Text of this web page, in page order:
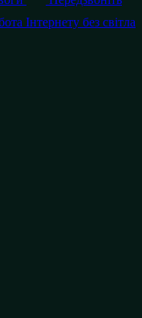
Інтернету без світла